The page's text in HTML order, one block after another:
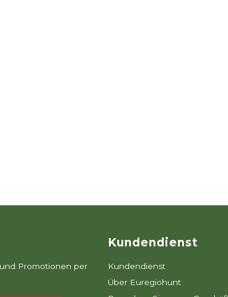
Promotionen per
Kundendienst
Kundendienst
Über Euregiohunt